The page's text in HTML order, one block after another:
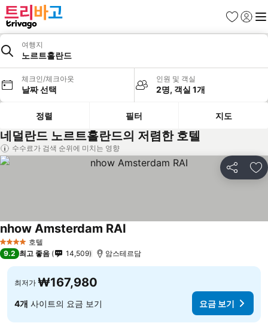
즐겨찾기
로그인
메
여행지
노르트홀란드
체크인/체크아웃
날짜 선택
인원 및 객실
2명, 객실 1개
정렬 필터 지도
네덜란드 노르트홀란드의 저렴한 호텔
수수료가 검색 순위에 미치는 영향
공유 즐
4 성급 호텔
nhow Amsterdam RAI
9.2 최고 좋음 14,509 암스테르담
최저가 ₩167,980
4개 사이트의 요금 보기 요금 보기